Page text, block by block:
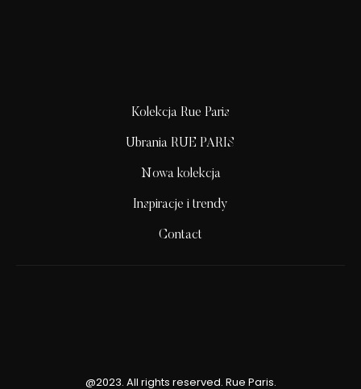
Kolekcja Rue Paris
Ubrania RUE PARIS
Nowa kolekcja
Inspiracje i trendy
Contact
@2023. All rights reserved. Rue Paris.